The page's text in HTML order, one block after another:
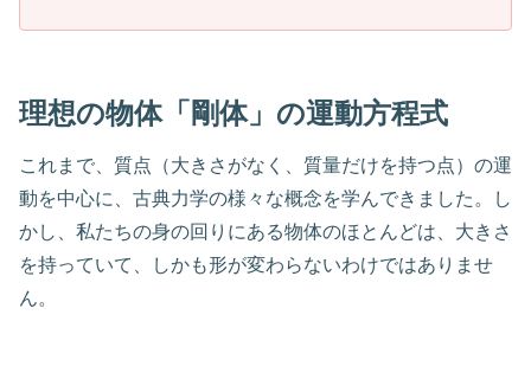
理想の物体「剛体」の運動方程式
これまで、質点（大きさがなく、質量だけを持つ点）の運
動を中心に、古典力学の様々な概念を学んできました。し
かし、私たちの身の回りにある物体のほとんどは、大きさ
を持っていて、しかも形が変わらないわけではありませ
ん。